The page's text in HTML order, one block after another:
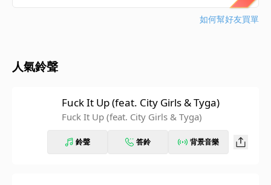
如何幫好友買單
人氣鈴聲
Fuck It Up (feat. City Girls & Tyga)
Fuck It Up (feat. City Girls & Tyga)
鈴聲 答鈴 背景音樂